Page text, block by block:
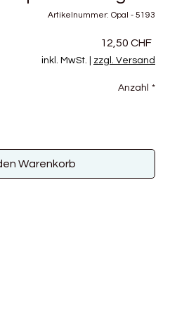
Artikelnummer: Opal - 5193
12,50 CHFPreis
inkl. MwSt. zzgl. Versand
Anzahl *
Warenkorb